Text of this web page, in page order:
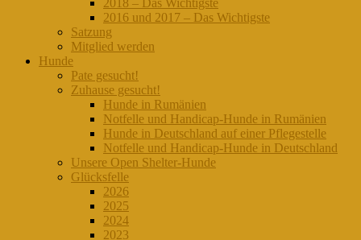
2018 – Das Wichtigste
2016 und 2017 – Das Wichtigste
Satzung
Mitglied werden
Hunde
Pate gesucht!
Zuhause gesucht!
Hunde in Rumänien
Notfelle und Handicap-Hunde in Rumänien
Hunde in Deutschland auf einer Pflegestelle
Notfelle und Handicap-Hunde in Deutschland
Unsere Open Shelter-Hunde
Glücksfelle
2026
2025
2024
2023